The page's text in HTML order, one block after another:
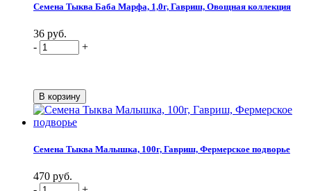
Семена Тыква Баба Марфа, 1,0г, Гавриш, Овощная коллекция
36 руб.
-
+
Семена Тыква Малышка, 100г, Гавриш, Фермерское подворье
470 руб.